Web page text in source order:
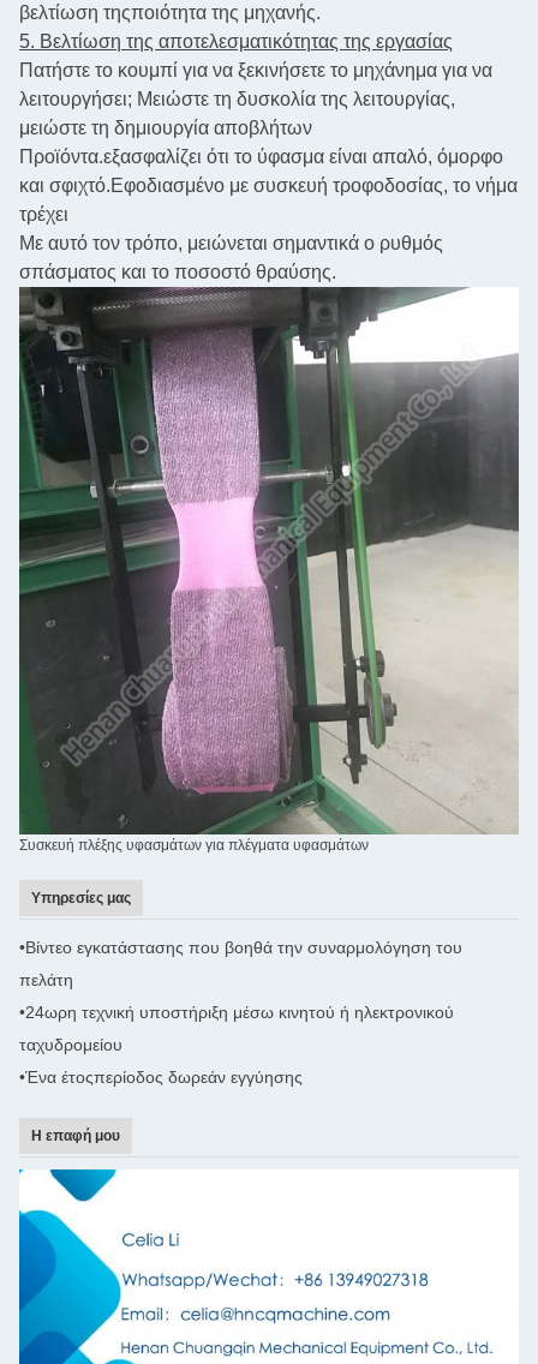
βελτίωση τηςποιότητα της μηχανής.
5. Βελτίωση της αποτελεσματικότητας της εργασίας
Πατήστε το κουμπί για να ξεκινήσετε το μηχάνημα για να
λειτουργήσει; Μειώστε τη δυσκολία της λειτουργίας,
μειώστε τη δημιουργία αποβλήτων
Προϊόντα.εξασφαλίζει ότι το ύφασμα είναι απαλό, όμορφο
και σφιχτό.Εφοδιασμένο με συσκευή τροφοδοσίας, το νήμα
τρέχει
Με αυτό τον τρόπο, μειώνεται σημαντικά ο ρυθμός
σπάσματος και το ποσοστό θραύσης.
Συσκευή πλέξης υφασμάτων για πλέγματα υφασμάτων
Υπηρεσίες μας
•Βίντεο εγκατάστασης που βοηθά την συναρμολόγηση του
πελάτη
•24ωρη τεχνική υποστήριξη μέσω κινητού ή ηλεκτρονικού
ταχυδρομείου
•Ένα έτοςπερίοδος δωρεάν εγγύησης
Η επαφή μου